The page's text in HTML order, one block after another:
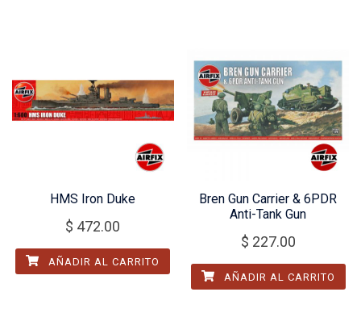
HMS Iron Duke
$ 472.00
AÑADIR AL CARRITO
Bren Gun Carrier & 6PDR
Anti-Tank Gun
$ 227.00
AÑADIR AL CARRITO